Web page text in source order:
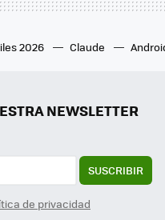
2026 Claude
NEWSLETTER
SUSCRIBIR
de privacidad